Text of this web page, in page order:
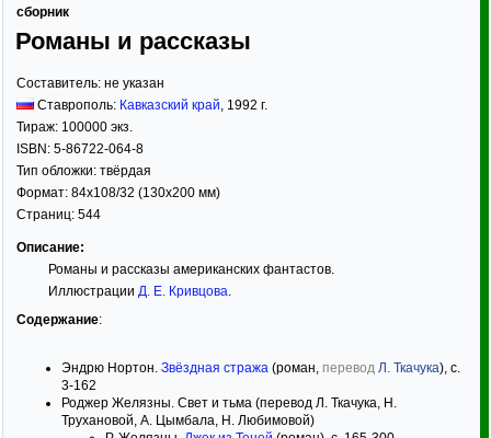
сборник
Романы и рассказы
Составитель: не указан
Ставрополь: Кавказский край, 1992 г.
Тираж: 100000 экз.
ISBN: 5-86722-064-8
Тип обложки: твёрдая
Формат: 84x108/32 (130x200 мм)
Страниц: 544
Описание:
Романы и рассказы американских фантастов.
Иллюстрации Д. Е. Кривцова.
Содержание:
Эндрю Нортон. Звёздная стража (роман, перевод Л. Ткачука), с.
3-162
Роджер Желязны. Свет и тьма (перевод Л. Ткачука, Н.
Трухановой, А. Цымбала, Н. Любимовой)